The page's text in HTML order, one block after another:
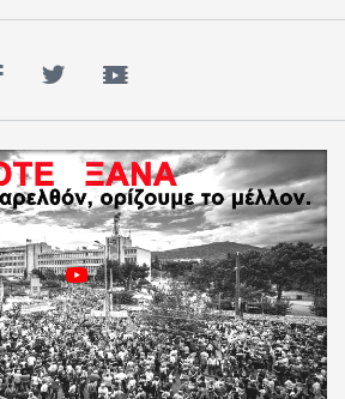
Facebook
TwitterYouTube